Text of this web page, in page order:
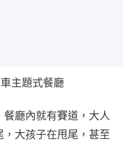
主題式餐廳
廳內就有賽道，大人
大孩子在甩尾，甚至